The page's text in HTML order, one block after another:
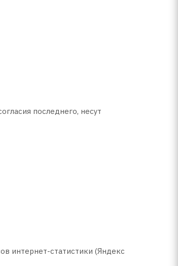
последнего, несут
интернет-статистики (Яндекс